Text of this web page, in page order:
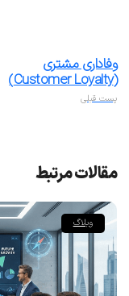
وفاداری مشتری
پست قبلی
مقالات مرتبط
وبلاگ